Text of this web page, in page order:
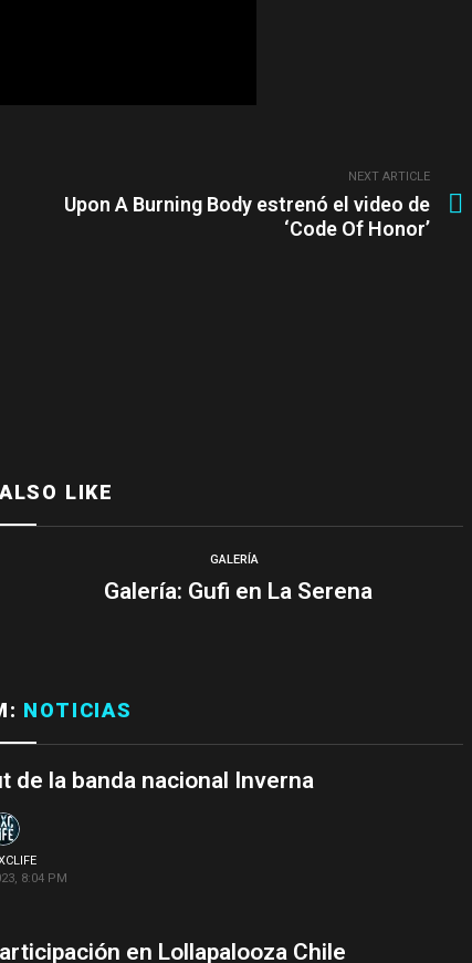
NEXT ARTICLE
Upon A Burning Body estrenó el video de
‘Code Of Honor’
LIKE
GALERÍA
Galería: Gufi en La Serena
NOTICIAS
de la banda nacional Inverna
8:04 PM
en Lollapalooza Chile